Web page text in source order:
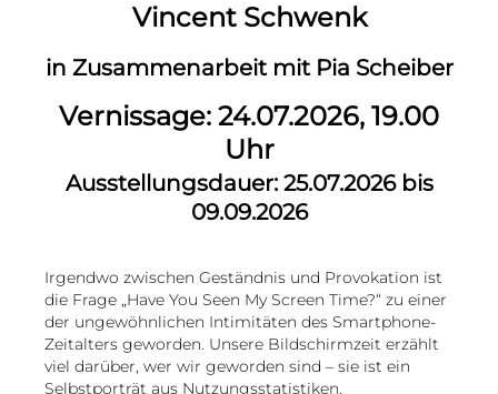
Vincent Schwenk
in Zusammenarbeit mit Pia Scheiber
Vernissage: 24.07.2026, 19.00
Uhr
Ausstellungsdauer: 25.07.2026 bis
09.09.2026
Irgendwo zwischen Geständnis und Provokation ist
die Frage „Have You Seen My Screen Time?“ zu einer
der ungewöhnlichen Intimitäten des Smartphone-
Zeitalters geworden. Unsere Bildschirmzeit erzählt
viel darüber, wer wir geworden sind – sie ist ein
Selbstporträt aus Nutzungsstatistiken,